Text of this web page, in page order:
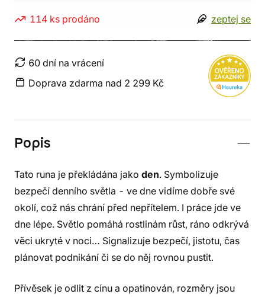
114 ks prodáno zeptej se
60 dní na vrácení
Doprava zdarma nad 2 299 Kč
Popis
Tato runa je překládána jako den. Symbolizuje
bezpečí denního světla - ve dne vidíme dobře své
okolí, což nás chrání před nepřítelem. I práce jde ve
dne lépe. Světlo pomáhá rostlinám růst, ráno odkrývá
věci ukryté v noci… Signalizuje bezpečí, jistotu, čas
plánovat podnikání či se do něj rovnou pustit.
Přívěsek je odlit z cínu a opatinován, rozměry jsou